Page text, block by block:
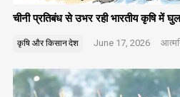
चीनी प्रतिबंध से उभर रही भारतीय कृषि में
कृषि और किसानदेश June 17, 2026